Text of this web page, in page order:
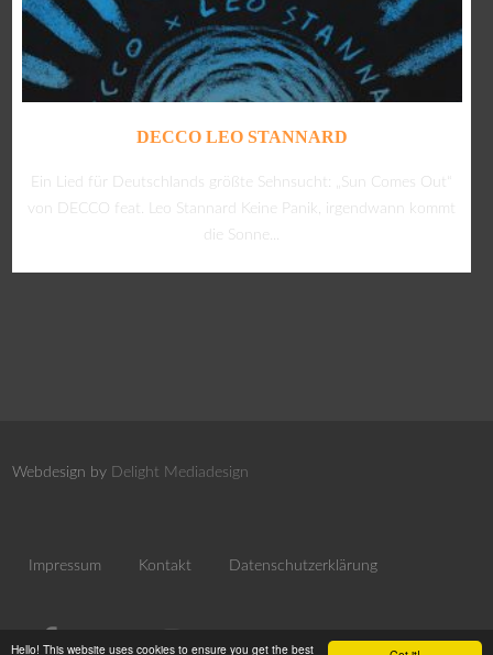
Hello! This website uses cookies to ensure you get the best
DECCO LEO STANNARD
Ein Lied für Deutschlands größte Sehnsucht: „Sun Comes Out“
von DECCO feat. Leo Stannard Keine Panik, irgendwann kommt
die Sonne...
Webdesign by Delight Mediadesign
Impressum Kontakt Datenschutzerklärung